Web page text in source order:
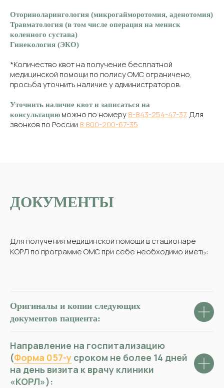
Оториноларингология (микрогайморотомия, аденотомия)
Травматология (в том числе операция на мениск
коленного сустава)
Гинекология (ЭКО)
*Количество квот на получение бесплатной
медицинской помощи по полису ОМС ограничено,
просьба уточнить наличие у администраторов.
Уточнить наличие квот и записаться на
консультацию можно по номеру8-843-254-47-37. Для
звонков по России 8 800-200-67-35
ДОКУМЕНТЫ
Для получения медицинской помощи в стационаре
КОРЛ по программе ОМС при себе необходимо иметь:
Оригиналы и копии следующих
документов пациента:
Направление на госпитализацию
(Форма 057-у сроком не более 14 дней
на день визита к врачу клиники
«КОРЛ»):